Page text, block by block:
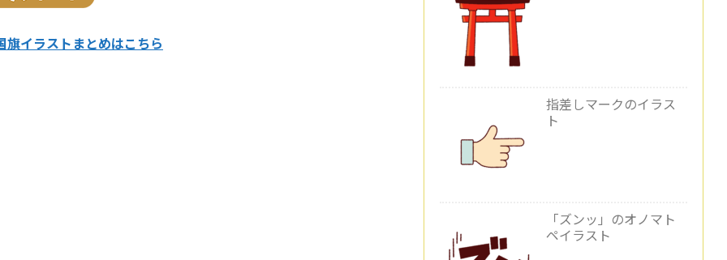
旗イラストまとめはこちら
指差しマークのイラス
ト
「ズンッ」のオノマト
ペイラスト